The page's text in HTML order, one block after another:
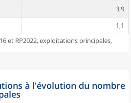
3,9
1,1
et RP2022, exploitations principales,
à l'évolution du nombre